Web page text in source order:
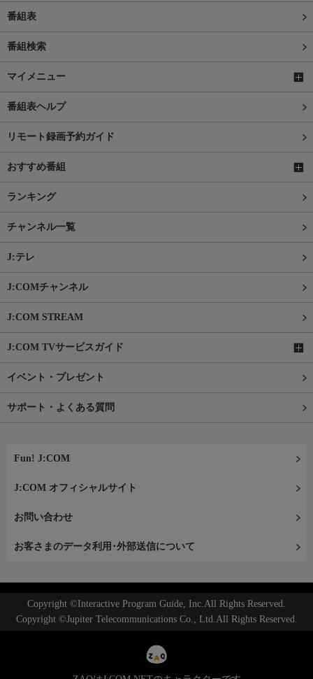
番組表
番組検索
マイメニュー
番組表ヘルプ
リモート録画予約ガイド
おすすめ番組
ランキング
チャンネル一覧
J:テレ
J:COMチャンネル
J:COM STREAM
J:COM TVサービスガイド
イベント・プレゼント
サポート・よくある質問
Fun! J:COM
J:COM オフィシャルサイト
お問い合わせ
お客さまのデータ利用･外部送信について
Copyright ©Interactive Program Guide, Inc.All Rights Reserved.
Copyright ©Jupiter Telecommunications Co., Ltd.All Rights Reserved.